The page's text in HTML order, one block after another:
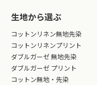
生地から選ぶ
コットンリネン無地先染
コットンリネンプリント
ダブルガーゼ 無地先染
ダブルガーゼ プリント
コットン無地・先染